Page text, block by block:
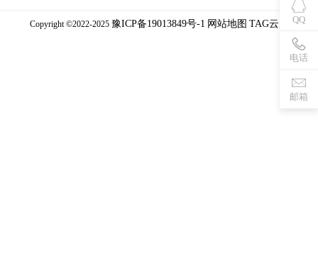
QQ
电话
邮箱
Copyright ©2022-2025 豫ICP备19013849号-1 网站地图 TAG云库